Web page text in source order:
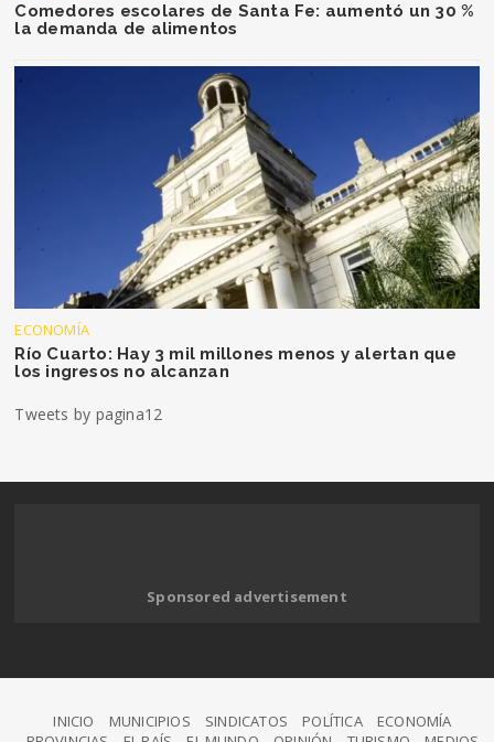
Comedores escolares de Santa Fe: aumentó un 30 %
la demanda de alimentos
ECONOMÍA
Río Cuarto: Hay 3 mil millones menos y alertan que
los ingresos no alcanzan
Tweets by pagina12
Sponsored advertisement
INICIO MUNICIPIOS SINDICATOS POLÍTICA
ECONOMÍA